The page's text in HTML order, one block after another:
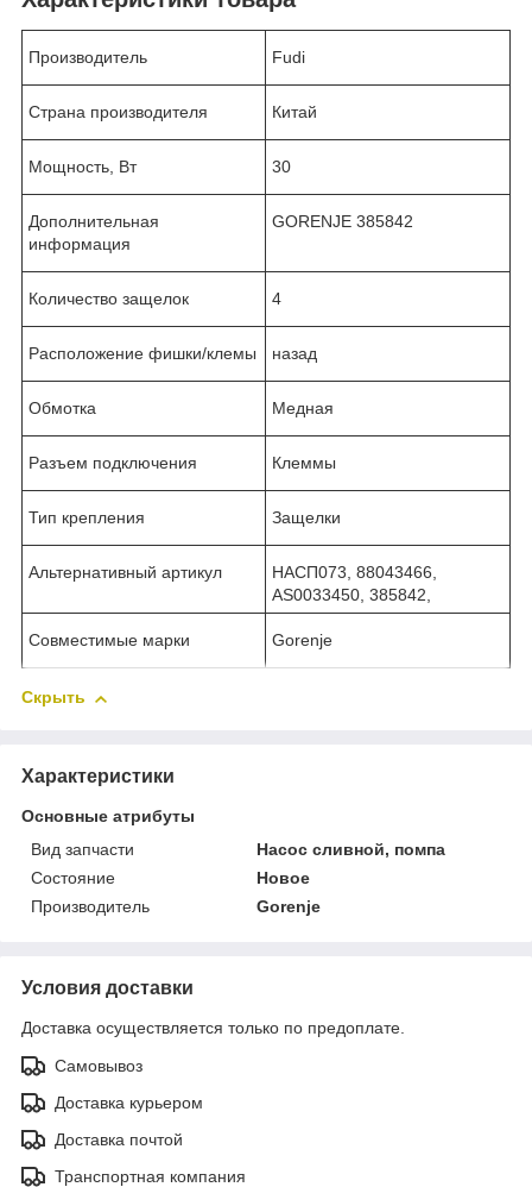
Производитель Fudi
Страна производителя Китай
Мощность, Вт 30
Дополнительная
информация
GORENJE 385842
Количество защелок 4
Расположение фишки/клемы назад
Обмотка Медная
Разъем подключения Клеммы
Тип крепления Защелки
Альтернативный артикул
НАСП073, 88043466,
AS0033450, 385842,
Совместимые марки Gorenje
Скрыть
Характеристики
Основные атрибуты
Вид запчасти
Насос сливной, помпа
Состояние
Новое
Производитель
Gorenje
Условия доставки
Доставка осуществляется только по предоплате.
Самовывоз
Доставка курьером
Доставка почтой
Транспортная компания